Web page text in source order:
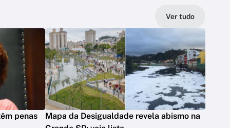
Ver tudo
penas
Mapa da Desigualdade revela abismo na